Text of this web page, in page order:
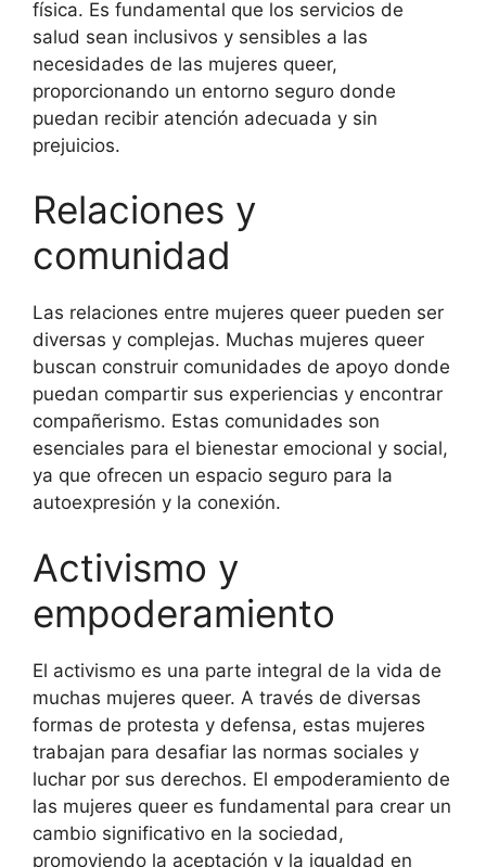
física. Es fundamental que los servicios de
salud sean inclusivos y sensibles a las
necesidades de las mujeres queer,
proporcionando un entorno seguro donde
puedan recibir atención adecuada y sin
prejuicios.
Relaciones y
comunidad
Las relaciones entre mujeres queer pueden ser
diversas y complejas. Muchas mujeres queer
buscan construir comunidades de apoyo donde
puedan compartir sus experiencias y encontrar
compañerismo. Estas comunidades son
esenciales para el bienestar emocional y social,
ya que ofrecen un espacio seguro para la
autoexpresión y la conexión.
Activismo y
empoderamiento
El activismo es una parte integral de la vida de
muchas mujeres queer. A través de diversas
formas de protesta y defensa, estas mujeres
trabajan para desafiar las normas sociales y
luchar por sus derechos. El empoderamiento de
las mujeres queer es fundamental para crear un
cambio significativo en la sociedad,
promoviendo la aceptación y la igualdad en